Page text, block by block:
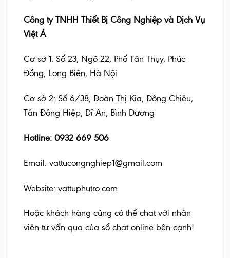
Công ty TNHH Thiết Bị Công Nghiệp và Dịch Vụ
Việt Á
Cơ sở 1: Số 23, Ngõ 22, Phố Tân Thụy, Phúc
Đồng, Long Biên, Hà Nội
Cơ sở 2: Số 6/38, Đoàn Thị Kia, Đông Chiêu,
Tân Đông Hiệp, Dĩ An, Bình Dương
Hotline: 0932 669 506
Email: vattucongnghiep1@gmail.com
Website: vattuphutro.com
Hoặc khách hàng cũng có thể chat với nhân
viên tư vấn qua của sổ chat online bên cạnh!